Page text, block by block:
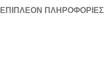
ΕΠΙΠΛΈΟΝ ΠΛΗΡΟΦΟΡΊΕΣ